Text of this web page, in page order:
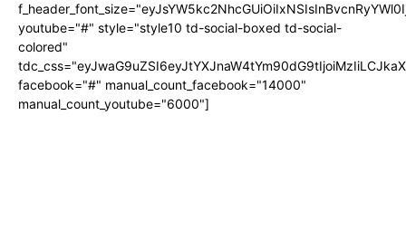
youtube="#" style="style10 td-social-boxed td-social-
colored"
facebook="#" manual_count_facebook="14000"
manual_count_youtube="6000"]